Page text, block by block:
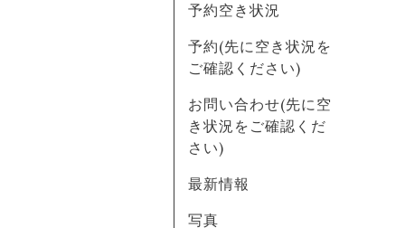
予約空き状況
予約(先に空き状況を
ご確認ください)
お問い合わせ(先に空
き状況をご確認くだ
さい)
最新情報
写真